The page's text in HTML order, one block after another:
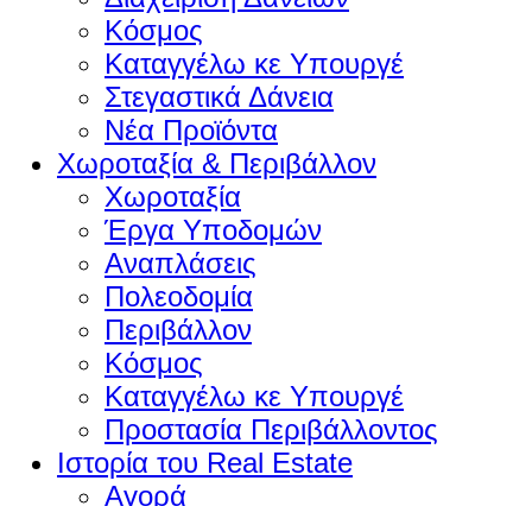
Κόσμος
Καταγγέλω κε Υπουργέ
Στεγαστικά Δάνεια
Νέα Προϊόντα
Χωροταξία & Περιβάλλον
Χωροταξία
Έργα Υποδομών
Αναπλάσεις
Πολεοδομία
Περιβάλλον
Κόσμος
Καταγγέλω κε Υπουργέ
Προστασία Περιβάλλοντος
Ιστορία του Real Estate
Αγορά